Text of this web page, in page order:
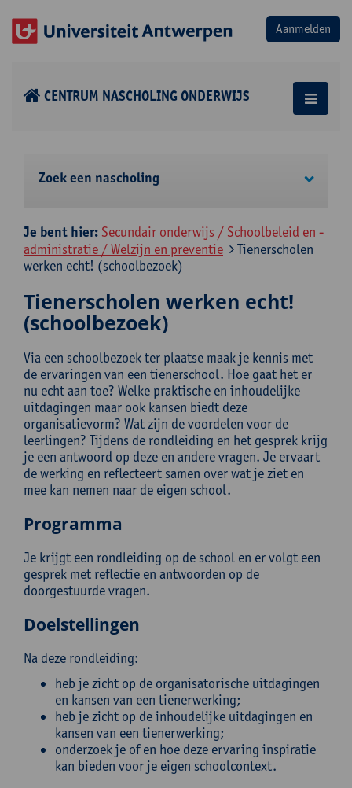
CENTRUM NASCHOLING ONDERWIJS
Zoek een nascholing
Je bent hier: Secundair onderwijs / Schoolbeleid en -
administratie / Welzijn en preventie
Tienerscholen
werken echt! (schoolbezoek)
Tienerscholen werken echt!
(schoolbezoek)
Via een schoolbezoek ter plaatse maak je kennis met
de ervaringen van een tienerschool. Hoe gaat het er
nu echt aan toe? Welke praktische en inhoudelijke
uitdagingen maar ook kansen biedt deze
organisatievorm? Wat zijn de voordelen voor de
leerlingen? Tijdens de rondleiding en het gesprek krijg
je een antwoord op deze en andere vragen. Je ervaart
de werking en reflecteert samen over wat je ziet en
mee kan nemen naar de eigen school.
Programma
Je krijgt een rondleiding op de school en er volgt een
gesprek met reflectie en antwoorden op de
doorgestuurde vragen.
Doelstellingen
Na deze rondleiding:
heb je zicht op de organisatorische uitdagingen
en kansen van een tienerwerking;
heb je zicht op de inhoudelijke uitdagingen en
kansen van een tienerwerking;
onderzoek je of en hoe deze ervaring inspiratie
kan bieden voor je eigen schoolcontext.